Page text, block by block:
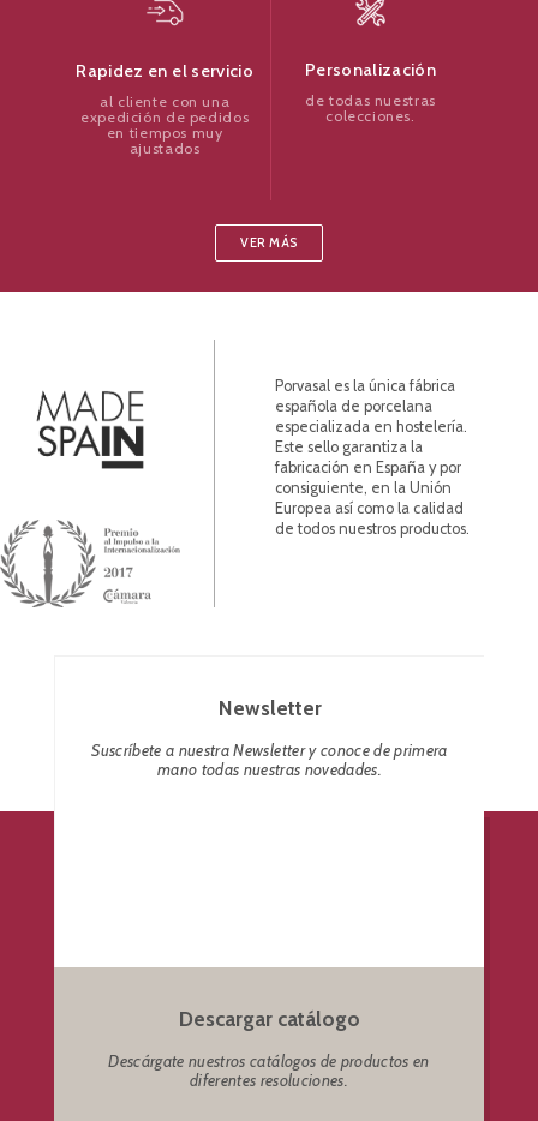
Rapidez en el servicio
al cliente con una
expedición de pedidos
en tiempos muy
ajustados
Personalización
de todas nuestras
colecciones.
VER MÁS
Porvasal es la única fábrica
española de porcelana
especializada en hostelería.
Este sello garantiza la
fabricación en España y por
consiguiente, en la Unión
Europea así como la calidad
de todos nuestros productos.
Newsletter
Suscríbete a nuestra Newsletter y conoce de primera
mano todas nuestras novedades.
Descargar catálogo
Descárgate nuestros catálogos de productos en
diferentes resoluciones.